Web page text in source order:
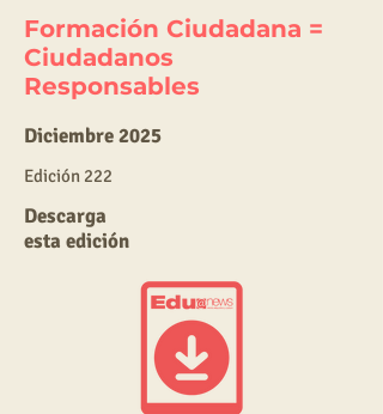
Formación Ciudadana =
Ciudadanos
Responsables
Diciembre 2025
Edición 222
Descarga
esta edición